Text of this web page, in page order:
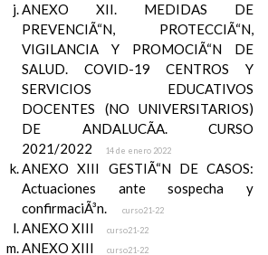
ANEXO XII. MEDIDAS DE
PREVENCIÃ“N, PROTECCIÃ“N,
VIGILANCIA Y PROMOCIÃ“N DE
SALUD. COVID-19 CENTROS Y
SERVICIOS EDUCATIVOS
DOCENTES (NO UNIVERSITARIOS)
DE ANDALUCÃA. CURSO
2021/2022
14 de enero 2022
ANEXO XIII GESTIÃ“N DE CASOS:
Actuaciones ante sospecha y
confirmaciÃ³n.
curso21-22
ANEXO XIII curso21-22
ANEXO XIII curso21-22